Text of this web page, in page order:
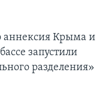
аннексия Крыма и
запустили
разделения»